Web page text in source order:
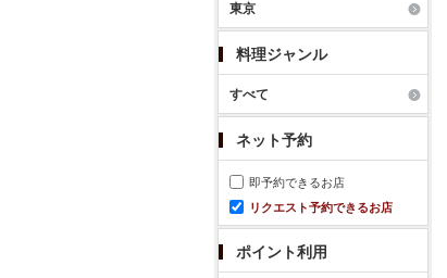
東京
料理ジャンル
すべて
ネット予約
即予約できるお店
リクエスト予約できるお店
ポイント利用